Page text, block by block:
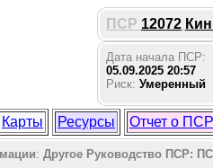
ПСР 12072
Дата начала ПСР:
05.09.2025 20:57
Риск: Умеренный
Карты Ресурсы Отчет о ПСР
: Другое Руководство ПСР: